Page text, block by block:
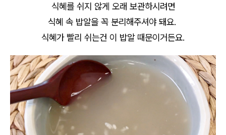
식혜를 쉬지 않게 오래 보관하시려면
식혜 속 밥알을 꼭 분리해주셔야 돼요.
식혜가 빨리 쉬는건 이 밥알 때문이거든요.